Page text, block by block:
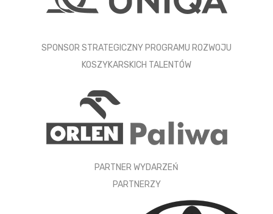
SPONSOR STRATEGICZNY PROGRAMU ROZWOJU
KOSZYKARSKICH TALENTÓW
PARTNER WYDARZEŃ
PARTNERZY